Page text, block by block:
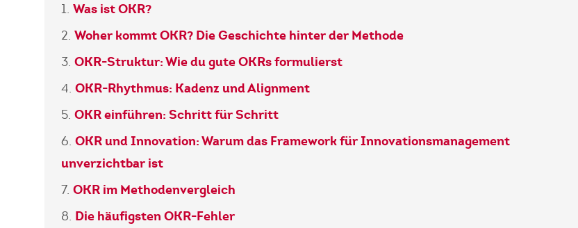
Was ist OKR?
Woher kommt OKR? Die Geschichte hinter der Methode
OKR-Struktur: Wie du gute OKRs formulierst
OKR-Rhythmus: Kadenz und Alignment
OKR einführen: Schritt für Schritt
OKR und Innovation: Warum das Framework für Innovationsmanagement
unverzichtbar ist
OKR im Methodenvergleich
Die häufigsten OKR-Fehler